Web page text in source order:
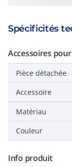
Spécificités
Accessoires
Pièce détachée
Accessoire
Matériau
Couleur
Info produit